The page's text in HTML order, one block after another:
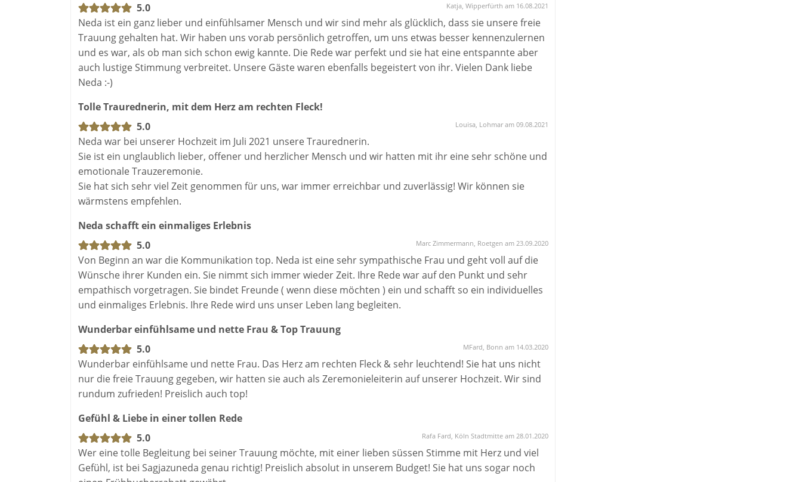
5.0
Katja, Wipperfürth am 16.08.2021
Neda ist ein ganz lieber und einfühlsamer Mensch und wir sind mehr als glücklich, dass sie unsere freie
Trauung gehalten hat. Wir haben uns vorab persönlich getroffen, um uns etwas besser kennenzulernen
und es war, als ob man sich schon ewig kannte. Die Rede war perfekt und sie hat eine entspannte aber
auch lustige Stimmung verbreitet. Unsere Gäste waren ebenfalls begeistert von ihr. Vielen Dank liebe
Neda :-)
Tolle Traurednerin, mit dem Herz am rechten Fleck!
5.0
Louisa, Lohmar am 09.08.2021
Neda war bei unserer Hochzeit im Juli 2021 unsere Traurednerin.
Sie ist ein unglaublich lieber, offener und herzlicher Mensch und wir hatten mit ihr eine sehr schöne und
emotionale Trauzeremonie.
Sie hat sich sehr viel Zeit genommen für uns, war immer erreichbar und zuverlässig! Wir können sie
wärmstens empfehlen.
Neda schafft ein einmaliges Erlebnis
5.0
Marc Zimmermann, Roetgen am 23.09.2020
Von Beginn an war die Kommunikation top. Neda ist eine sehr sympathische Frau und geht voll auf die
Wünsche ihrer Kunden ein. Sie nimmt sich immer wieder Zeit. Ihre Rede war auf den Punkt und sehr
empathisch vorgetragen. Sie bindet Freunde ( wenn diese möchten ) ein und schafft so ein individuelles
und einmaliges Erlebnis. Ihre Rede wird uns unser Leben lang begleiten.
Wunderbar einfühlsame und nette Frau & Top Trauung
5.0
MFard, Bonn am 14.03.2020
Wunderbar einfühlsame und nette Frau. Das Herz am rechten Fleck & sehr leuchtend! Sie hat uns nicht
nur die freie Trauung gegeben, wir hatten sie auch als Zeremonieleiterin auf unserer Hochzeit. Wir sind
rundum zufrieden! Preislich auch top!
Gefühl & Liebe in einer tollen Rede
5.0
Rafa Fard, Köln Stadtmitte am 28.01.2020
Wer eine tolle Begleitung bei seiner Trauung möchte, mit einer lieben süssen Stimme mit Herz und viel
Gefühl, ist bei Sagjazuneda genau richtig! Preislich absolut in unserem Budget! Sie hat uns sogar noch